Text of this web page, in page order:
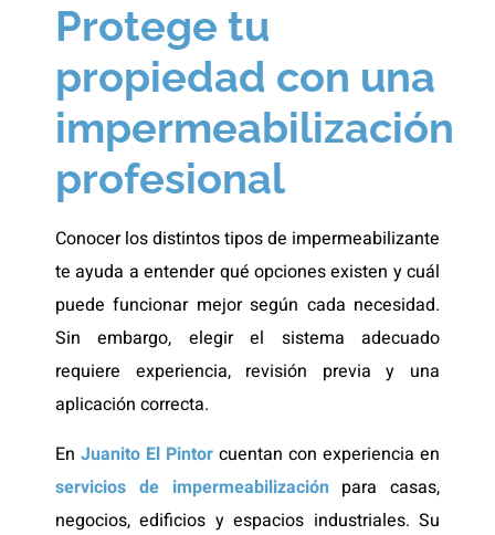
Protege tu
propiedad con una
impermeabilización
profesional
Conocer los distintos tipos de impermeabilizante
te ayuda a entender qué opciones existen y cuál
puede funcionar mejor según cada necesidad.
Sin embargo, elegir el sistema adecuado
requiere experiencia, revisión previa y una
aplicación correcta.
En Juanito El Pintor cuentan con experiencia en
servicios de impermeabilización para casas,
negocios, edificios y espacios industriales. Su